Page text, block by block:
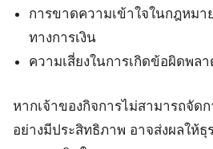
การขาดความเข้าใจในกฎหมา
ทางการเงิน
ความเสี่ยงในการเกิดข้อผิดพล
หากเจ้าของกิจการไม่สามารถจัด
อย่างมีประสิทธิภาพ อาจส่งผลให้